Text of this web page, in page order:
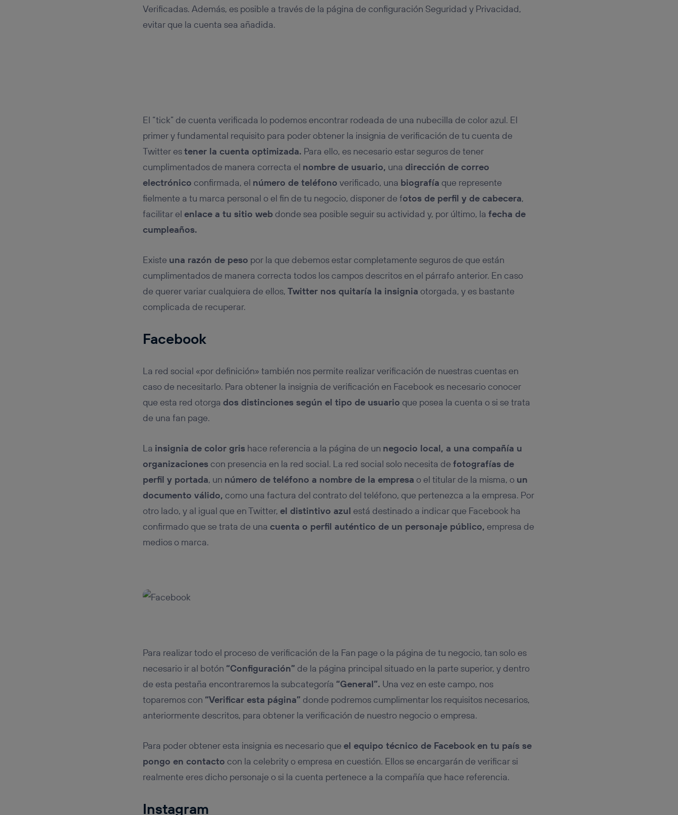
Verificadas. Además, es posible a través de la página de configuración Seguridad y Privacidad,
evitar que la cuenta sea añadida.
El “tick” de cuenta verificada lo podemos encontrar rodeada de una nubecilla de color azul. El
primer y fundamental requisito para poder obtener la insignia de verificación de tu cuenta de
Twitter estener la cuenta optimizada. Para ello, es necesario estar seguros de tener
cumplimentados de manera correcta el nombre de usuario, una dirección de correo
electrónico confirmada, el número de teléfono verificado, una biografía que represente
fielmente a tu marca personal o el fin de tu negocio, disponer de fotos de perfil y de cabecera,
facilitar el enlace a tu sitio webdonde sea posible seguir su actividad y, por último, la fecha de
cumpleaños.
Existe una razón de peso por la que debemos estar completamente seguros de que están
cumplimentados de manera correcta todos los campos descritos en el párrafo anterior. En caso
de querer variar cualquiera de ellos, Twitter nos quitaría la insignia otorgada, y es bastante
complicada de recuperar.
Facebook
La red social «por definición» también nos permite realizar verificación de nuestras cuentas en
caso de necesitarlo. Para obtener la insignia de verificación en Facebook es necesario conocer
que esta red otorga dos distinciones según el tipo de usuario que posea la cuenta o si se trata
de una fan page.
La insignia de color grishace referencia a la página de un negocio local, a una compañía u
organizacionescon presencia en la red social. La red social solo necesita de fotografías de
perfil y portada, un número de teléfono a nombre de la empresa o el titular de la misma, o un
documento válido, como una factura del contrato del teléfono, que pertenezca a la empresa. Por
otro lado, y al igual que en Twitter, el distintivo azul está destinado a indicar que Facebook ha
confirmado que se trata de una cuenta o perfil auténtico de un personaje público, empresa de
medios o marca.
Para realizar todo el proceso de verificación de la Fan page o la página de tu negocio, tan solo es
necesario ir al botón “Configuración” de la página principal situado en la parte superior, y dentro
de esta pestaña encontraremos la subcategoría “General”. Una vez en este campo, nos
toparemos con “Verificar esta página” donde podremos cumplimentar los requisitos necesarios,
anteriormente descritos, para obtener la verificación de nuestro negocio o empresa.
Para poder obtener esta insignia es necesario que el equipo técnico de Facebook en tu país se
pongo en contacto con la celebrity o empresa en cuestión. Ellos se encargarán de verificar si
realmente eres dicho personaje o si la cuenta pertenece a la compañía que hace referencia.
Instagram